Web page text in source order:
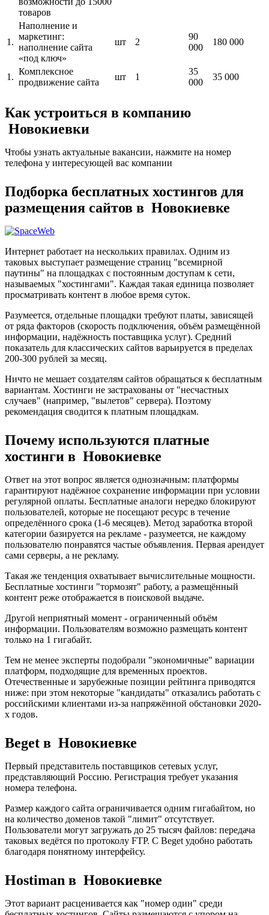
товаров
1.
Наполнение и
маркетинг:
наполнение сайта
«под ключ»
шт 2
90
000
180 000
1.
Комплексное
продвижение сайта
шт 1
35
000
35 000
Как устроиться в компанию
Новокиевки
Чтобы узнать актуальные вакансии, нажмите на номер
телефона у интересующей вас компании
Подборка бесплатных хостингов для
размещения сайтов в Новокиевке
Интернет работает на нескольких правилах. Одним из
таковых выступает размещение страниц "всемирной
паутины" на площадках с постоянным доступам к сети,
называемых "хостингами". Каждая такая единица позволяет
просматривать контент в любое время суток.
Разумеется, отдельные площадки требуют платы, зависящей
от ряда факторов (скорость подключения, объём размещённой
информации, надёжность поставщика услуг). Средний
показатель для классических сайтов варьируется в пределах
200-300 рублей за месяц.
Ничто не мешает создателям сайтов обращаться к бесплатным
вариантам. Хостинги не застрахованы от "несчастных
случаев" (например, "вылетов" сервера). Поэтому
рекомендация сводится к платным площадкам.
Почему используются платные
хостинги в Новокиевке
Ответ на этот вопрос является однозначным: платформы
гарантируют надёжное сохранение информации при условии
регулярной оплаты. Бесплатные аналоги нередко блокируют
пользователей, которые не посещают ресурс в течение
определённого срока (1-6 месяцев). Метод заработка второй
категории базируется на рекламе - разумеется, не каждому
пользователю понравятся частые объявления. Первая арендует
сами серверы, а не рекламу.
Такая же тенденция охватывает вычислительные мощности.
Бесплатные хостинги "тормозят" работу, а размещённый
контент реже отображается в поисковой выдаче.
Другой неприятный момент - ограниченный объём
информации. Пользователям возможно размещать контент
только на 1 гигабайт.
Тем не менее эксперты подобрали "экономичные" вариации
платформ, подходящие для временных проектов.
Отечественные и зарубежные позиции рейтинга приводятся
ниже: при этом некоторые "кандидаты" отказались работать с
российскими клиентами из-за напряжённой обстановки 2020-
х годов.
Beget в Новокиевке
Первый представитель поставщиков сетевых услуг,
представляющий Россию. Регистрация требует указания
номера телефона.
Размер каждого сайта ограничивается одним гигабайтом, но
на количество доменов такой "лимит" отсутствует.
Пользователи могут загружать до 25 тысяч файлов: передача
таковых ведётся по протоколу FTP. С Beget удобно работать
благодаря понятному интерфейсу.
Hostiman в Новокиевке
Этот вариант расценивается как "номер один" среди